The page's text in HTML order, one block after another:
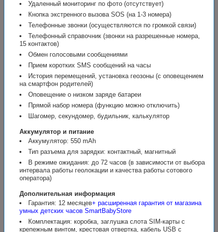
Удаленный мониторинг по фото (отсутствует)
Кнопка экстренного вызова SOS (на 1-3 номера)
Телефонные звонки (осуществляются по громкой связи)
Телефонный справочник (звонки на разрешенные номера,
15 контактов)
Обмен голосовыми сообщениями
Прием коротких SMS сообщений на часы
История перемещений, установка геозоны (с оповещением
на смартфон родителей)
Оповещение о низком заряде батареи
Прямой набор номера (функцию можно отключить)
Шагомер, секундомер, будильник, калькулятор
Аккумулятор и питание
Аккумулятор: 550 mAh
Тип разъема для зарядки: контактный, магнитный
В режиме ожидания: до 72 часов (в зависимости от выбора
интервала работы геолокации и качества работы сотового
оператора)
Дополнительная информация
Гарантия: 12 месяцев+ расширенная гарантия от магазина
умных детских часов SmartBabyStore
Комплектация: коробка, заглушка слота SIM-карты с
крепежным винтом, крестовая отвертка, кабель USB с